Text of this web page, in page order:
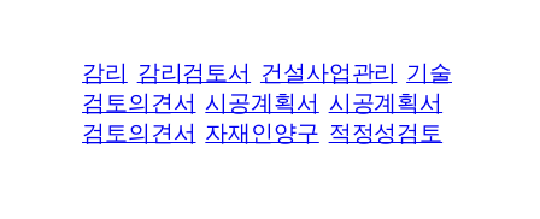
감리 감리검토서 건설사업관리 기술
검토의견서 시공계획서 시공계획서
검토의견서 자재인양구 적정성검토